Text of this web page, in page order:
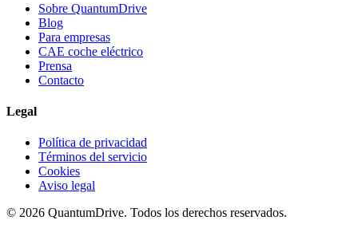
Sobre QuantumDrive
Blog
Para empresas
CAE coche eléctrico
Prensa
Contacto
Legal
Política de privacidad
Términos del servicio
Cookies
Aviso legal
© 2026 QuantumDrive. Todos los derechos reservados.